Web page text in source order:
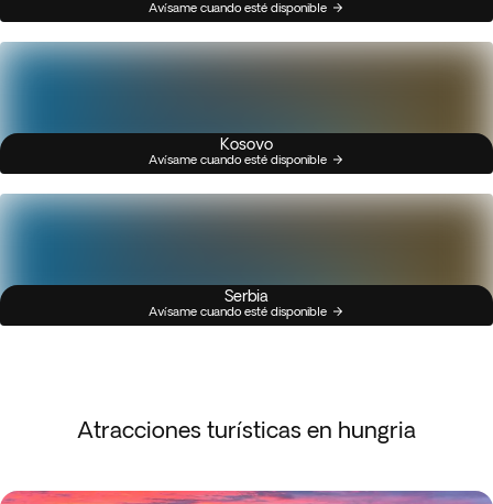
Avísame cuando esté disponible
Kosovo
Avísame cuando esté disponible
Serbia
Avísame cuando esté disponible
Atracciones turísticas en hungria